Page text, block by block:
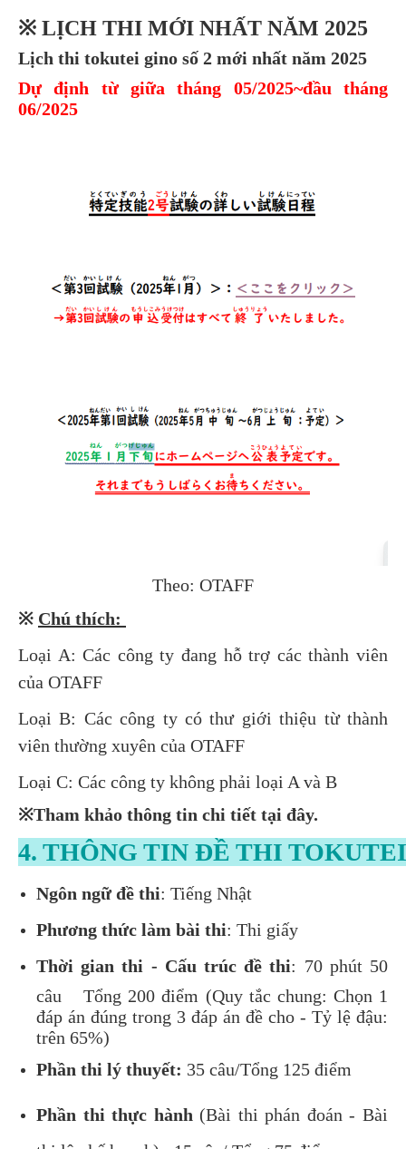
※ LỊCH THI MỚI NHẤT NĂM 2025
Lịch thi tokutei gino số 2 mới nhất năm 2025
Dự định từ giữa tháng 05/2025~đầu tháng
06/2025
Theo: OTAFF
※ Chú thích:
Loại A: Các công ty đang hỗ trợ các thành viên
của OTAFF
Loại B: Các công ty có thư giới thiệu từ thành
viên thường xuyên của OTAFF
Loại C: Các công ty không phải loại A và B
※Tham khảo thông tin chi tiết tại đây.
4. THÔNG TIN ĐỀ THI
Ngôn ngữ đề thi: Tiếng Nhật
Phương thức làm bài thi: Thi giấy
Thời gian thi - Cấu trúc đề thi: 70 phút 50
câu Tổng 200 điểm (Quy tắc chung: Chọn 1
đáp án đúng trong 3 đáp án đề cho - Tỷ lệ đậu:
trên 65%)
Phần thi lý thuyết: 35 câu/Tổng 125 điểm
Phần thi thực hành (Bài thi phán đoán - Bài